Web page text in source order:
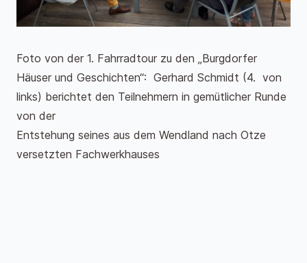
Foto von der 1. Fahrradtour zu den „Burgdorfer
Häuser und Geschichten“: Gerhard Schmidt (4. von
links) berichtet den Teilnehmern in gemütlicher Runde
von der
Entstehung seines aus dem Wendland nach Otze
versetzten Fachwerkhauses